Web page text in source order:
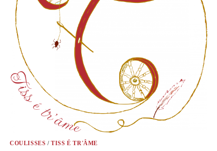
COULISSES /TISS É TR'ÂME